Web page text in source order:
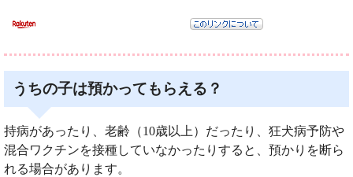
うちの子は預かってもらえる？
持病があったり、老齢（10歳以上）だったり、狂犬病予防や
混合ワクチンを接種していなかったりすると、預かりを断ら
れる場合があります。